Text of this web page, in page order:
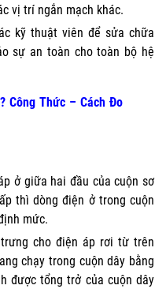
vị trí ngắn mạch khác.
kỹ thuật viên để sửa chữa
sự an toàn cho toàn bộ hệ
Công Thức – Cách Đo
ở giữa hai đầu của cuộn sơ
thì dòng điện ở trong cuộn
mức.
cho điện áp rơi từ trên
chạy trong cuộn dây bằng
được tổng trở của cuộn dây